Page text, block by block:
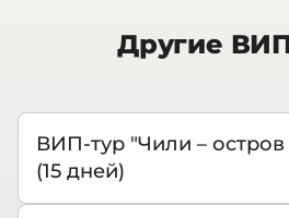
Другие
ВИП-тур "Чили –
(15 дней)